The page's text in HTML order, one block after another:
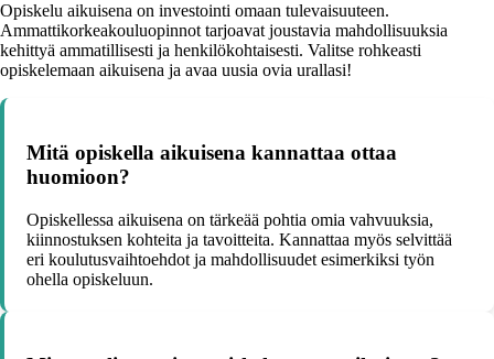
Opiskelu aikuisena on investointi omaan tulevaisuuteen.
Ammattikorkeakouluopinnot tarjoavat joustavia mahdollisuuksia
kehittyä ammatillisesti ja henkilökohtaisesti. Valitse rohkeasti
opiskelemaan aikuisena ja avaa uusia ovia urallasi!
Mitä opiskella aikuisena kannattaa ottaa
huomioon?
Opiskellessa aikuisena on tärkeää pohtia omia vahvuuksia,
kiinnostuksen kohteita ja tavoitteita. Kannattaa myös selvittää
eri koulutusvaihtoehdot ja mahdollisuudet esimerkiksi työn
ohella opiskeluun.